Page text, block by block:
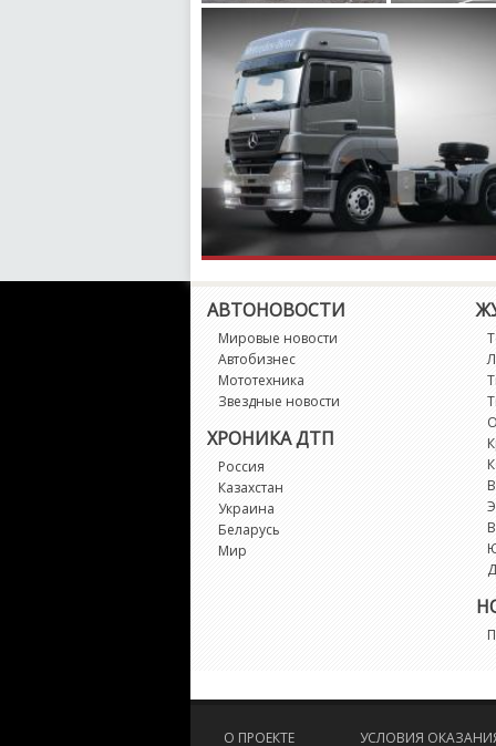
АВТОНОВОСТИ
Мировые новости
Автобизнес
Мототехника
Звездные новости
ХРОНИКА ДТП
Россия
Казахстан
Украина
Беларусь
Мир
О ПРОЕКТЕ УСЛОВИЯ